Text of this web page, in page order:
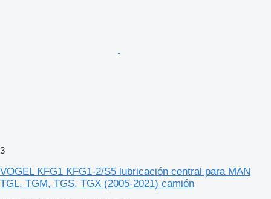
3
VOGEL KFG1 KFG1-2/S5 lubricación central para MAN
TGL, TGM, TGS, TGX (2005-2021) camión